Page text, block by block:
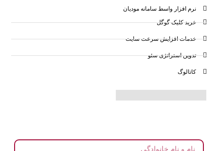
نرم افزار واسط سامانه مودیان
خرید کلیک گوگل
خدمات افزایش سرعت سایت
تدوین استراتژی سئو
کاتالوگ